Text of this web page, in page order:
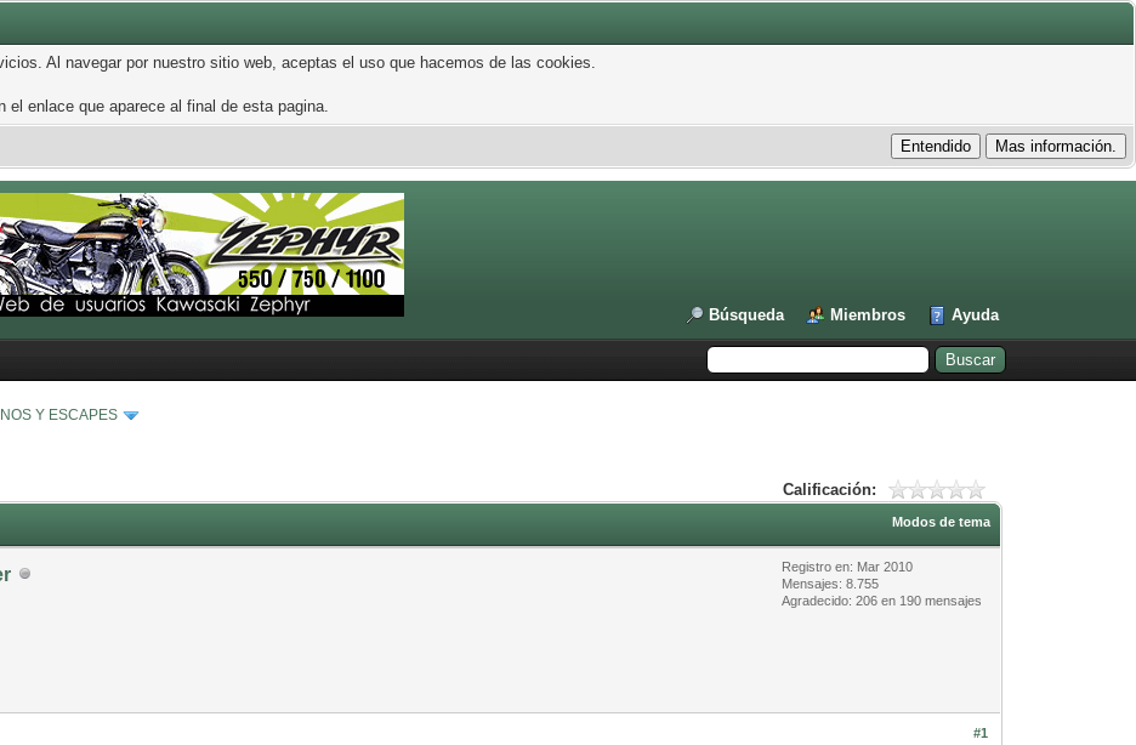
Al navegar por nuestro sitio web, aceptas el uso que hacemos de las cookies.
el enlace que aparece al final de esta pagina.
Búsqueda Miembros Ayuda
Y ESCAPES
Calificación:
Modos de tema
Registro en: Mar 2010
Mensajes: 8.755
Agradecido: 206 en 190 mensajes
#1